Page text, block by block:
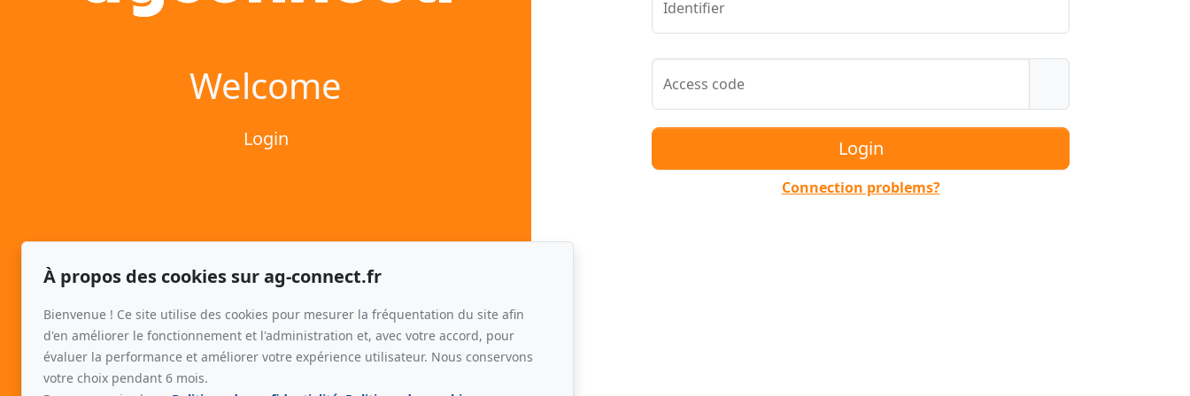
Welcome
Login
Identifier
Access code
Connection problems?
À propos des cookies sur ag-connect.fr
Bienvenue ! Ce site utilise des cookies pour mesurer la fréquentation du site afin
d'en améliorer le fonctionnement et l'administration et, avec votre accord, pour
évaluer la performance et améliorer votre expérience utilisateur. Nous conservons
votre choix pendant 6 mois.